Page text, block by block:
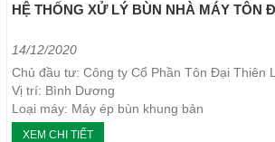
HỆ THỐNG XỬ LÝ BÙN NHÀ MÁY TÔN
14/12/2020
Chủ đầu tư: Công ty Cổ Phần Tôn Đại Thiên
Vị trí: Bình Dương
Loại máy: Máy ép bùn khung bản
Năm thực hiện: 2017
XEM CHI TIẾT